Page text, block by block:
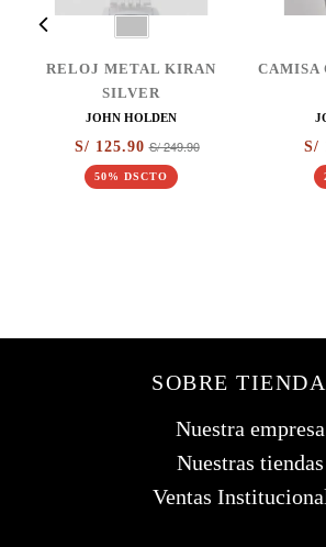
RELOJ METAL KIRAN
SILVER
JOHN HOLDEN
S/ 125.90 S/ 249.90
50% DSCTO
CAMISA
S/
SOBRE
Nuestra empresa
Nuestras tiendas
Ventas